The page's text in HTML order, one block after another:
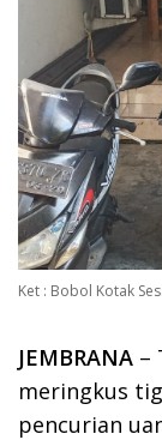
Ket : Bobol Kotak
JEMBRANA –
meringkus
pencurian